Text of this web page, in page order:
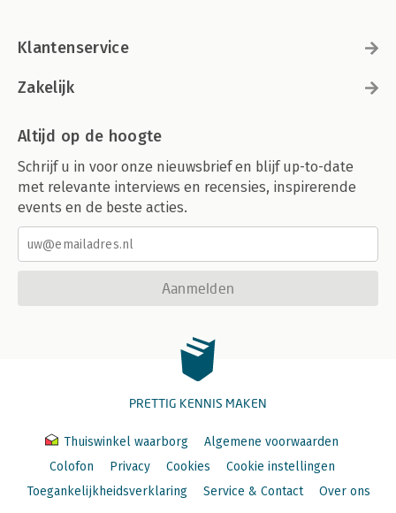
Klantenservice
Zakelijk
Altijd op de hoogte
Schrijf u in voor onze nieuwsbrief en blijf up-to-date
met relevante interviews en recensies, inspirerende
events en de beste acties.
Aanmelden
PRETTIG KENNIS MAKEN
Thuiswinkel waarborg
Algemene voorwaarden
Colofon
Privacy Cookies
Cookie instellingen
Toegankelijkheidsverklaring
Service & Contact Over ons